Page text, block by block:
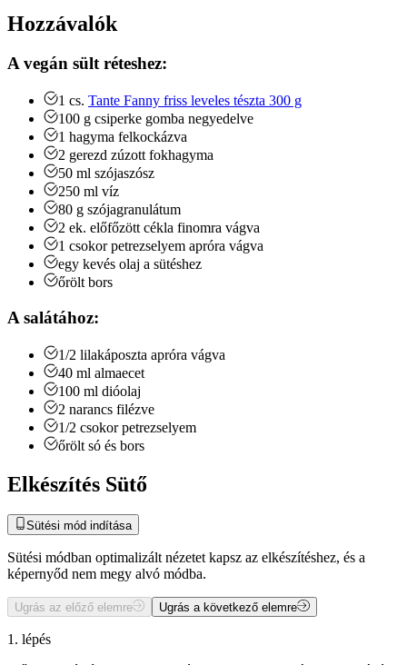
Hozzávalók
A vegán sült réteshez:
1 cs. Tante Fanny friss leveles tészta 300 g
100 g csiperke gomba negyedelve
1 hagyma felkockázva
2 gerezd zúzott fokhagyma
50 ml szójaszósz
250 ml víz
80 g szójagranulátum
2 ek. előfőzött cékla finomra vágva
1 csokor petrezselyem apróra vágva
egy kevés olaj a sütéshez
őrölt bors
A salátához:
1/2 lilakáposzta apróra vágva
40 ml almaecet
100 ml dióolaj
2 narancs filézve
1/2 csokor petrezselyem
őrölt só és bors
Elkészítés Sütő
Sütési mód indítása
Sütési módban optimalizált nézetet kapsz az elkészítéshez, és a
képernyőd nem megy alvó módba.
Ugrás az előző elemre Ugrás a következő elemre
1. lépés